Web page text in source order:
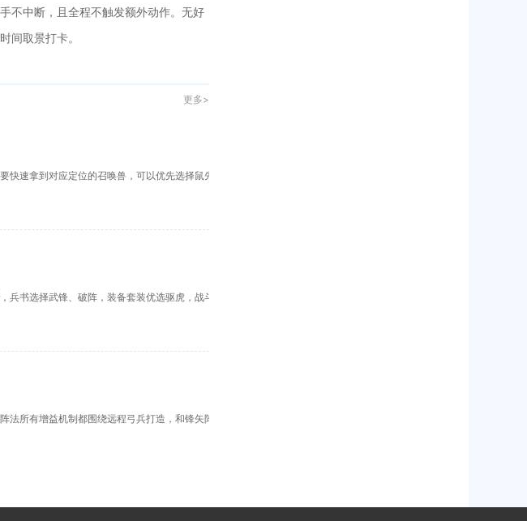
不中断，且全程不触发额外动作。无好
间取景打卡。
更多>
速拿到对应定位的召唤兽，可以优先选择鼠先
书选择武锋、破阵，装备套装优选驱虎，战斗
所有增益机制都围绕远程弓兵打造，和锋矢阵